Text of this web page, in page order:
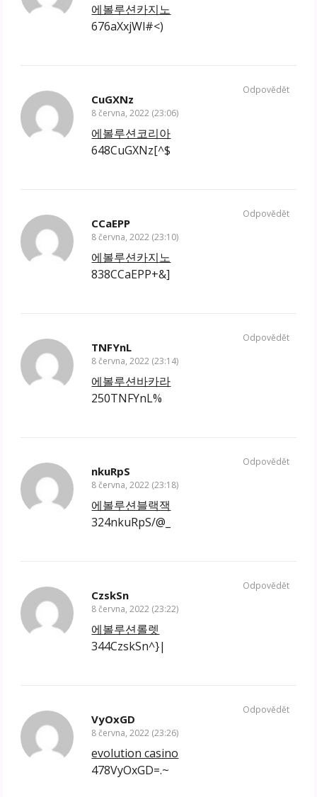
에볼루션카지노
676aXxjWl#<)
CuGXNz
8 června, 2022 (23:06)
에볼루션코리아
648CuGXNz[^$
Odpovědět
CCaEPP
8 června, 2022 (23:10)
에볼루션카지노
838CCaEPP+&]
Odpovědět
TNFYnL
8 června, 2022 (23:14)
에볼루션바카라
250TNFYnL%
Odpovědět
nkuRpS
8 června, 2022 (23:18)
에볼루션블랙잭
324nkuRpS/@_
Odpovědět
CzskSn
8 června, 2022 (23:22)
에볼루션롤렛
344CzskSn^}|
Odpovědět
VyOxGD
8 června, 2022 (23:26)
evolution casino
478VyOxGD=.~
Odpovědět